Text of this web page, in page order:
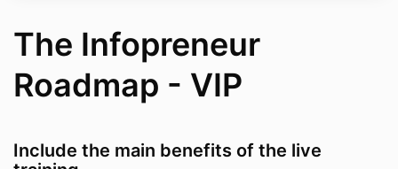
The Infopreneur
Roadmap - VIP
Include the main benefits of the live